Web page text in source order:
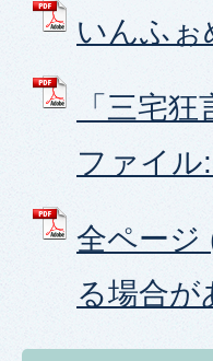
いんふぉ
「三宅
ファイル
全ページ
る場合が